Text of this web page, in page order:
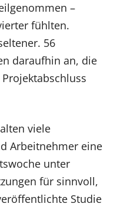
–
fühlten.
56
daraufhin an, die
viele
Arbeitnehmer eine
unter
für sinnvoll,
Studie